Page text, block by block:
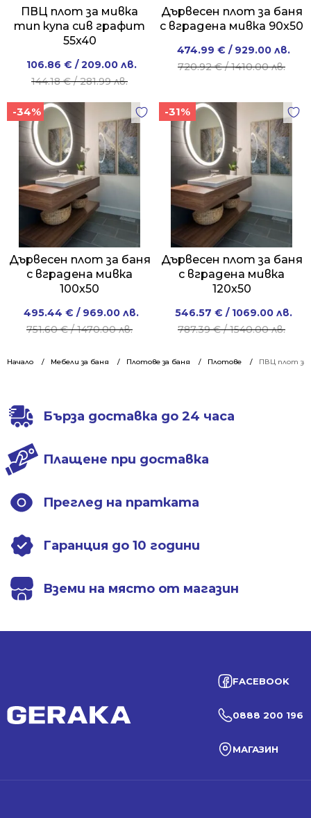
Начало Мебели за баня Плотове за баня Плотове ПВЦ плот за
ПВЦ плот за мивка
тип купа сив графит
55x40
144.18€/ 281.99 лв.
Original
price
281.99 лв..
106.86 € / 209.00 лв.
Current
price
209.00 лв..
Дървесен плот за баня
с вградена мивка 90x50
720.92€/ 1410.00 лв.
Original
price
1410.00 лв..
474.99 € / 929.00 лв.
Current
price
929.00 лв..
-34%
Дървесен плот за баня
с вградена мивка
100x50
751.60€/ 1470.00 лв.
Original
price
751.60 €
495.44 € / 969.00 лв.
Current
price
495.44 €
-31%
Дървесен плот за баня
с вградена мивка
120x50
787.39€/ 1540.00 лв.
Original
price
787.39 €
546.57 € / 1069.00 лв.
Current
price
546.57 €
Бърза доставка до 24 часа
Плащене при доставка
Преглед на пратката
Гаранция до 10 години
Вземи на място от магазин
FACEBOOK
0888 200 196
МАГАЗИН